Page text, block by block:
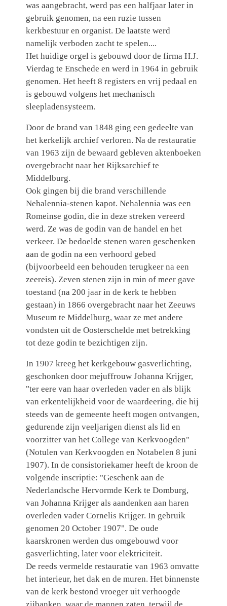
was aangebracht, werd pas een halfjaar later in
gebruik genomen, na een ruzie tussen
kerkbestuur en organist. De laatste werd
namelijk verboden zacht te spelen....
Het huidige orgel is gebouwd door de firma H.J.
Vierdag te Enschede en werd in 1964 in gebruik
genomen. Het heeft 8 registers en vrij pedaal en
is gebouwd volgens het mechanisch
sleepladensysteem.
Door de brand van 1848 ging een gedeelte van
het kerkelijk archief verloren. Na de restauratie
van 1963 zijn de bewaard gebleven aktenboeken
overgebracht naar het Rijksarchief te
Middelburg.
Ook gingen bij die brand verschillende
Nehalennia-stenen kapot. Nehalennia was een
Romeinse godin, die in deze streken vereerd
werd. Ze was de godin van de handel en het
verkeer. De bedoelde stenen waren geschenken
aan de godin na een verhoord gebed
(bijvoorbeeld een behouden terugkeer na een
zeereis). Zeven stenen zijn in min of meer gave
toestand (na 200 jaar in de kerk te hebben
gestaan) in 1866 overgebracht naar het Zeeuws
Museum te Middelburg, waar ze met andere
vondsten uit de Oosterschelde met betrekking
tot deze godin te bezichtigen zijn.
In 1907 kreeg het kerkgebouw gasverlichting,
geschonken door mejuffrouw Johanna Krijger,
"ter eere van haar overleden vader en als blijk
van erkentelijkheid voor de waardeering, die hij
steeds van de gemeente heeft mogen ontvangen,
gedurende zijn veeljarigen dienst als lid en
voorzitter van het College van Kerkvoogden"
(Notulen van Kerkvoogden en Notabelen 8 juni
1907). In de consistoriekamer heeft de kroon de
volgende inscriptie: "Geschenk aan de
Nederlandsche Hervormde Kerk te Domburg,
van Johanna Krijger als aandenken aan haren
overleden vader Cornelis Krijger. In gebruik
genomen 20 October 1907". De oude
kaarskronen werden dus omgebouwd voor
gasverlichting, later voor elektriciteit.
De reeds vermelde restauratie van 1963 omvatte
het interieur, het dak en de muren. Het binnenste
van de kerk bestond vroeger uit verhoogde